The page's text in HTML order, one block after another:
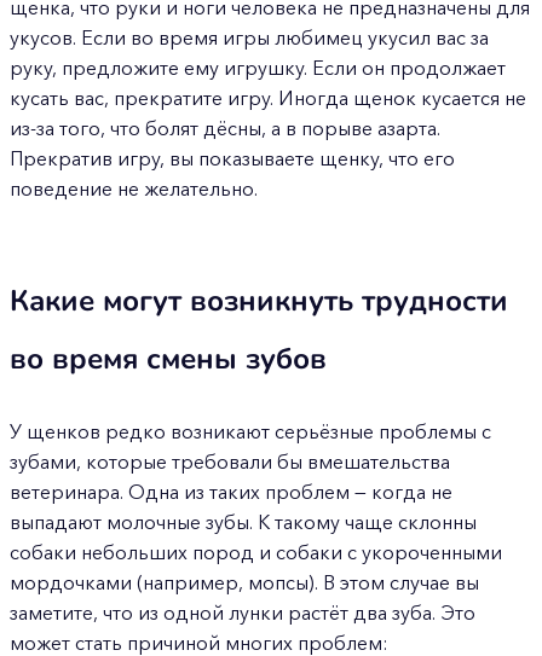
щенка, что руки и ноги человека не предназначены для
укусов. Если во время игры любимец укусил вас за
руку, предложите ему игрушку. Если он продолжает
кусать вас, прекратите игру. Иногда щенок кусается не
из-за того, что болят дёсны, а в порыве азарта.
Прекратив игру, вы показываете щенку, что его
поведение не желательно.
Какие могут возникнуть трудности
во время смены зубов
У щенков редко возникают серьёзные проблемы с
зубами, которые требовали бы вмешательства
ветеринара. Одна из таких проблем — когда не
выпадают молочные зубы. К такому чаще склонны
собаки небольших пород и собаки с укороченными
мордочками (например, мопсы). В этом случае вы
заметите, что из одной лунки растёт два зуба. Это
может стать причиной многих проблем: